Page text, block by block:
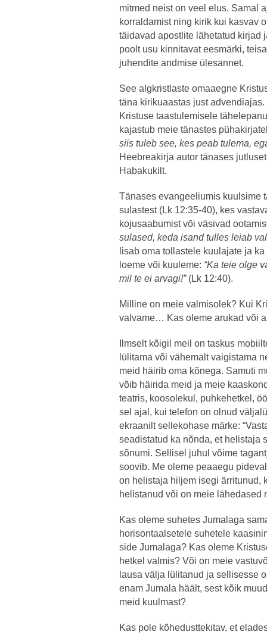
mitmed neist on veel elus. Samal
korraldamist ning kirik kui kasvav
täidavad apostlite lähetatud kirjad
poolt usu kinnitavat eesmärki,
juhendite andmise ülesannet.
See algkristlaste omaaegne
täna kirikuaastas just advendiajas.
Kristuse taastulemisele
kajastub meie tänastes
siis tuleb see, kes peab tulema,
Heebreakirja autor tänases
Habakukilt.
Tänases evangeeliumis kuulsime
sulastest (Lk 12:35-40), kes
kojusaabumist või väsivad
sulased, keda isand tulles leiab
lisab oma tollastele kuulajate ja
loeme või kuuleme: “Ka teie olge
mil te ei arvagi!” (Lk 12:40).
Milline on meie valmisolek? Kui
valvame… Kas oleme arukad või
Ilmselt kõigil meil on taskus
lülitama või vähemalt vaigistama
meid häirib oma kõnega. Samuti
võib häirida meid ja meie
teatris, koosolekul, puhkehetkel,
sel ajal, kui telefon on olnud
ekraanilt sellekohase märke:
seadistatud ka nõnda, et helistaja
sõnumi. Sellisel juhul võime
soovib. Me oleme peaaegu
on helistaja hiljem isegi ärritunud,
helistanud või on meie lähedased
Kas oleme suhetes Jumalaga
horisontaalsetele suhetele
side Jumalaga? Kas oleme
hetkel valmis? Või on meie
lausa välja lülitanud ja sellisesse
enam Jumala häält, sest kõik
meid kuulmast?
Kas pole kõhedusttekitav, et